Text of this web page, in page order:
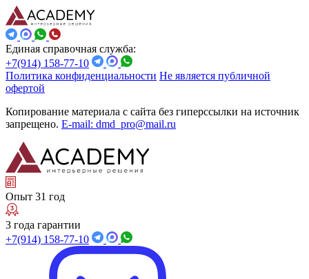
Единая справочная служба:
+7(914) 158-77-10
Политика конфиденциальности Не является публичной
офертой
Копирование материала с сайта без гиперссылки на источник
запрещено. E-mail: dmd_pro@mail.ru
Опыт 31 год
3 года гарантии
+7(914) 158-77-10